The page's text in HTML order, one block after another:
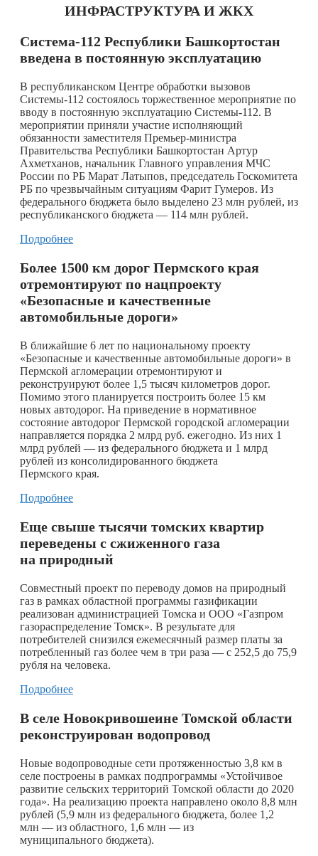
ИНФРАСТРУКТУРА И ЖКХ
Система-112 Республики Башкортостан
введена в постоянную эксплуатацию
В республиканском Центре обработки вызовов
Системы-112 состоялось торжественное мероприятие по
вводу в постоянную эксплуатацию Системы-112. В
мероприятии приняли участие исполняющий
обязанности заместителя Премьер-министра
Правительства Республики Башкортостан Артур
Ахметханов, начальник Главного управления МЧС
России по РБ Марат Латыпов, председатель Госкомитета
РБ по чрезвычайным ситуациям Фарит Гумеров. Из
федерального бюджета было выделено 23 млн рублей, из
республиканского бюджета — 114 млн рублей.
Подробнее
Более 1500 км дорог Пермского края
отремонтируют по нацпроекту
«Безопасные и качественные
автомобильные дороги»
В ближайшие 6 лет по национальному проекту
«Безопасные и качественные автомобильные дороги» в
Пермской агломерации отремонтируют и
реконструируют более 1,5 тысяч километров дорог.
Помимо этого планируется построить более 15 км
новых автодорог. На приведение в нормативное
состояние автодорог Пермской городской агломерации
направляется порядка 2 млрд руб. ежегодно. Из них 1
млрд рублей — из федерального бюджета и 1 млрд
рублей из консолидированного бюджета
Пермского края.
Подробнее
Еще свыше тысячи томских квартир
переведены с сжиженного газа
на природный
Совместный проект по переводу домов на природный
газ в рамках областной программы газификации
реализован администрацией Томска и ООО «Газпром
газораспределение Томск». В результате для
потребителей снизился ежемесячный размер платы за
потребленный газ более чем в три раза — с 252,5 до 75,9
рубля на человека.
Подробнее
В селе Новокривошеине Томской области
реконструирован водопровод
Новые водопроводные сети протяженностью 3,8 км в
селе построены в рамках подпрограммы «Устойчивое
развитие сельских территорий Томской области до 2020
года». На реализацию проекта направлено около 8,8 млн
рублей (5,9 млн из федерального бюджета, более 1,2
млн — из областного, 1,6 млн — из
муниципального бюджета).